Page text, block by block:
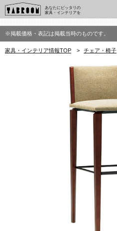
あなたにピッタリの
家具・インテリアを
※掲載価格・表記は掲載当時のものです。
家具・インテリア情報TOP > チェア・椅子